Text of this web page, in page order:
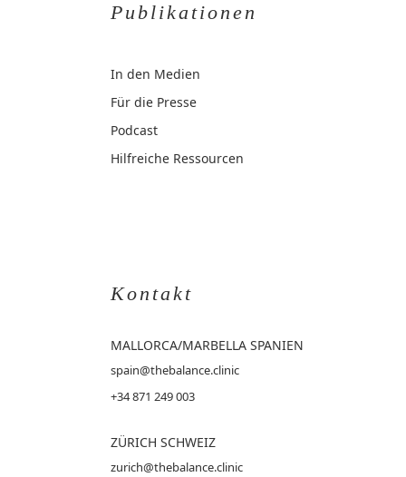
Publikationen
In den Medien
Für die Presse
Podcast
Hilfreiche Ressourcen
Kontakt
MALLORCA/MARBELLA SPANIEN
spain@thebalance.clinic
+34 871 249 003
ZÜRICH SCHWEIZ
zurich@thebalance.clinic